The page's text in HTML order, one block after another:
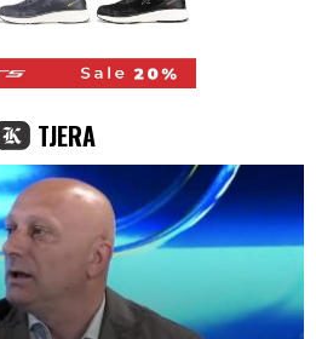
TJERA